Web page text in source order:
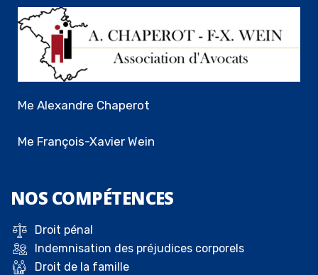
Me Alexandre Chaperot
Me François-Xavier Wein
NOS COMPÉTENCES
Droit pénal
Indemnisation des préjudices corporels
Droit de la famille